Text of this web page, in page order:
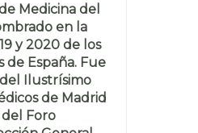
Medicina del
en la
y 2020 de los
de España. Fue
Ilustrísimo
de Madrid
Foro